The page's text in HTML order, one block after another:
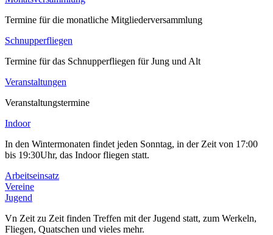
Termine für die monatliche Mitgliederversammlung
Schnupperfliegen
Termine für das Schnupperfliegen für Jung und Alt
Veranstaltungen
Veranstaltungstermine
Indoor
In den Wintermonaten findet jeden Sonntag, in der Zeit von 17:00
bis 19:30Uhr, das Indoor fliegen statt.
Arbeitseinsatz
Vereine
Jugend
Vn Zeit zu Zeit finden Treffen mit der Jugend statt, zum Werkeln,
Fliegen, Quatschen und vieles mehr.